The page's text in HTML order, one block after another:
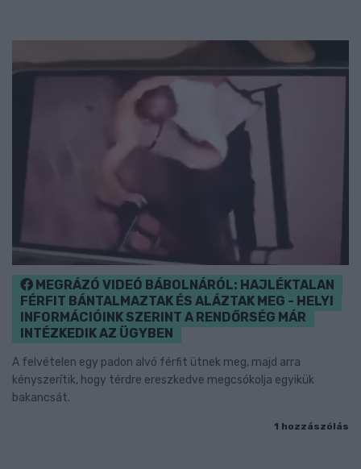
MEGRÁZÓ VIDEÓ BÁBOLNÁRÓL: HAJLÉKTALAN
FÉRFIT BÁNTALMAZTAK ÉS ALÁZTAK MEG - HELYI
INFORMÁCIÓINK SZERINT A RENDŐRSÉG MÁR
INTÉZKEDIK AZ ÜGYBEN
A felvételen egy padon alvó férfit ütnek meg, majd arra
kényszerítik, hogy térdre ereszkedve megcsókolja egyikük
bakancsát.
1 hozzászólás